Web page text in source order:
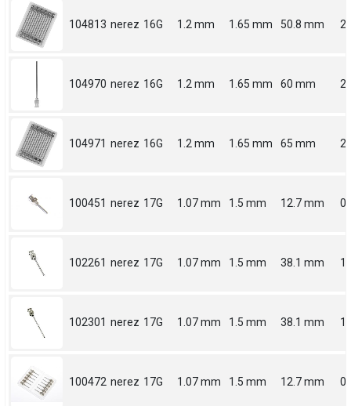
104813 nerez 16G 1.2 mm 1.65 mm 50.8 mm 2
104970 nerez 16G 1.2 mm 1.65 mm 60 mm
104971 nerez 16G 1.2 mm 1.65 mm 65 mm
100451 nerez 17G 1.07 mm 1.5 mm 12.7 mm
102261 nerez 17G 1.07 mm 1.5 mm 38.1 mm
102301 nerez 17G 1.07 mm 1.5 mm 38.1 mm
100472 nerez 17G 1.07 mm 1.5 mm 12.7 mm